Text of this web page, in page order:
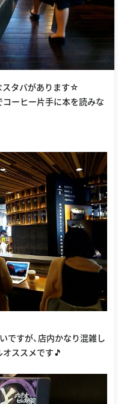
スタバがあります☆
ーヒー片手に本を読みな
ですが、店内かなり混雑し
ススメです🎵